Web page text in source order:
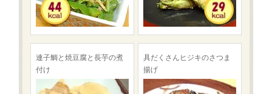
連子鯛と焼豆腐と長芋の煮
付け
具だくさんヒジキのさつま
揚げ